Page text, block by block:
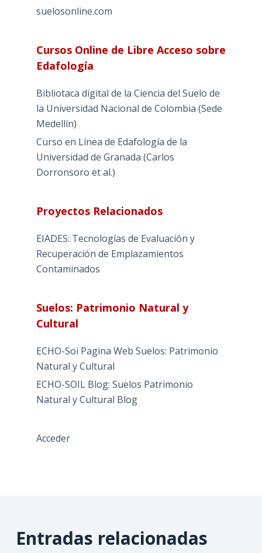
suelosonline.com
Cursos Online de Libre Acceso sobre
Edafología
Bibliotaca digital de la Ciencia del Suelo de
la Universidad Nacional de Colombia (Sede
Medellín)
Curso en Línea de Edafología de la
Universidad de Granada (Carlos
Dorronsoro et al.)
Proyectos Relacionados
EIADES: Tecnologías de Evaluación y
Recuperación de Emplazamientos
Contaminados
Suelos: Patrimonio Natural y
Cultural
ECHO-Soi Pagina Web Suelos: Patrimonio
Natural y Cultural
ECHO-SOIL Blog: Suelos Patrimonio
Natural y Cultural Blog
Acceder
Entradas relacionadas